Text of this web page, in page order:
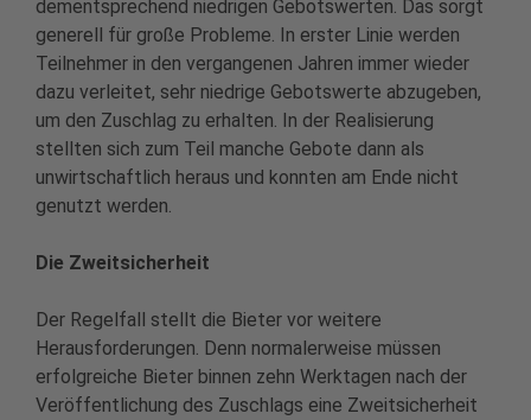
dementsprechend niedrigen Gebotswerten. Das sorgt
generell für große Probleme. In erster Linie werden
Teilnehmer in den vergangenen Jahren immer wieder
dazu verleitet, sehr niedrige Gebotswerte abzugeben,
um den Zuschlag zu erhalten. In der Realisierung
stellten sich zum Teil manche Gebote dann als
unwirtschaftlich heraus und konnten am Ende nicht
genutzt werden.
Die Zweitsicherheit
Der Regelfall stellt die Bieter vor weitere
Herausforderungen. Denn normalerweise müssen
erfolgreiche Bieter binnen zehn Werktagen nach der
Veröffentlichung des Zuschlags eine Zweitsicherheit